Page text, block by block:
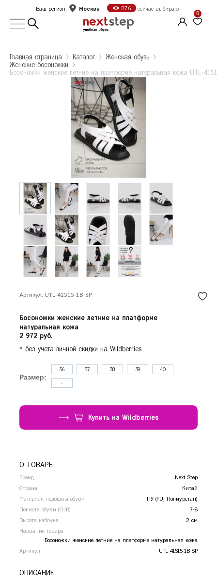
Главная страница Kаталог
Женская обувь
Женские босоножки
Босоножки женские летние на платформе натуральная кожа UTL-
Выбор города
Укажите ваш город
Санкт-Петербург
Железногорск
Казань
Калуга
Красногорск
Краснодар
Красноярск
Курск
Омск
Орёл
Ростов-на-Дону
Самара
Санкт-Петербург
Саратов
Тверь
Тольятти
Тюмень
Уфа
Челябинск
Ваш регион: Москва 276 сейчас выбирают
0
Артикул: UTL-41515-1B-SP
Босоножки женские летние на платформе
натуральная кожа
2 972 руб.
* без учета личной скидки на Wildberries
Размер:
36 37 38 39 40
-
Купить на Wildberries
ОПИСАНИЕ
О ТОВАРЕ
Бренд
Next Step
Страна
Китай
Материал подошвы обуви
ПУ (PU, Полиуретан)
Полнота обуви (EUR)
7-8
Высота каблука
2 см
Название товара
Босоножки женские летние на платформе натуральная кожа
Артикул
UTL-41515-1B-SP
Босоножки женские летние на платформе
натуральная кожа UTL-41515-1B-SP
Размер: 37
Колличество: 1
2 095 ₽
Босоножки женские летние на платформе
натуральная кожа UTL-41515-1B-SP
Количество: 1
2 095 ₽
Продолжить покупки
Оформить заказ